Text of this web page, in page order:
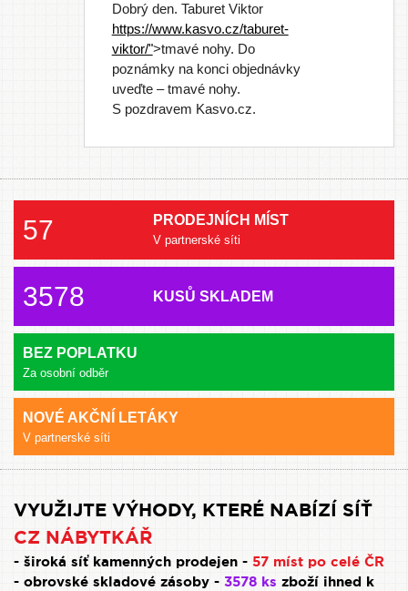
Dobrý den. Taburet Viktor
https://www.kasvo.cz/taburet-
viktor/">tmavé nohy. Do
poznámky na konci objednávky
uveďte – tmavé nohy.
S pozdravem Kasvo.cz.
57 PRODEJNÍCH MÍST
V partnerské síti
3578 KUSŮ SKLADEM
BEZ POPLATKU
Za osobní odběr
NOVÉ AKČNÍ LETÁKY
V partnerské síti
VYUŽIJTE VÝHODY, KTERÉ NABÍZÍ SÍŤ
CZ NÁBYTKÁŘ
- široká síť kamenných prodejen - 57 míst po celé ČR
- obrovské skladové zásoby - 3578 ks zboží ihned k